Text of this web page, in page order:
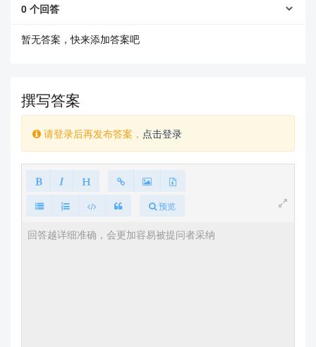
                    },
                        show: true,
                        formatter: (context) => {
                                return `<a href
="${context.row.contract_file}" target="_blank">
下载文件</a>`;
                            }
                            return '-';
                        },
                    },
0 个回答
暂无答案，快来添加答案吧
撰写答案
请登录后再发布答案， 点击登录
预览